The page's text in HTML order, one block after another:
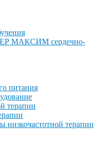
МАКСИМ сердечно-
питания
терапии
низкочастотной терапии